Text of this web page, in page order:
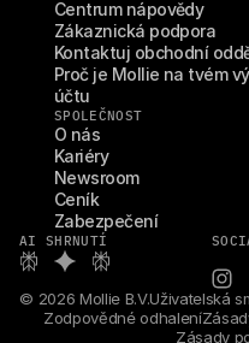
Centrum nápovědy
Zákaznická podpora
Kontaktuj obchodní
Proč je Mollie na tvém
účtu
SPOLEČNOST
O nás
Kariéry
Newsroom
Ceník
Zabezpečení
AI SHRNUTÍ
© 2026 Mollie B.V.Uživatelská
Zodpovědné odhalení
Zásady